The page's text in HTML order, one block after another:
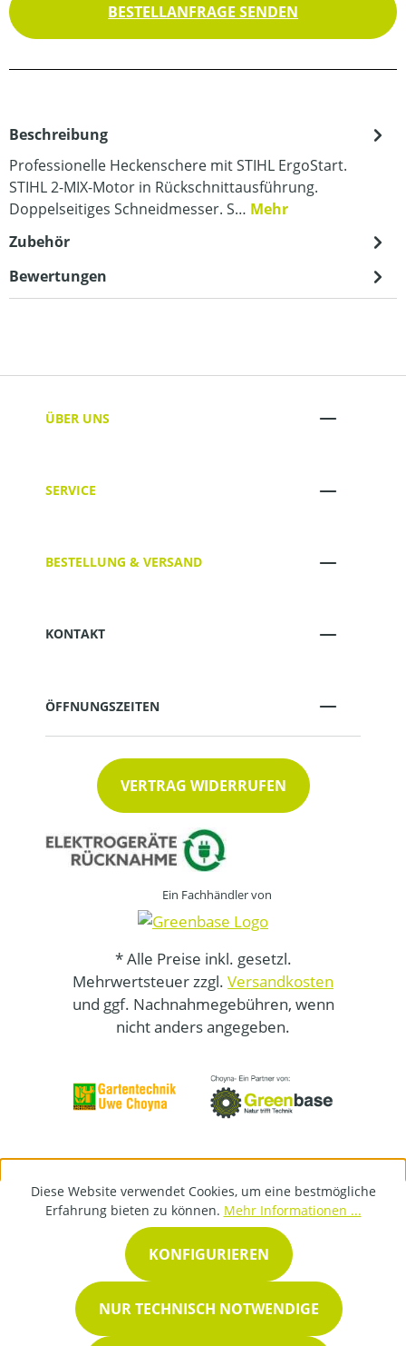
BESTELLANFRAGE SENDEN
Beschreibung
Professionelle Heckenschere mit STIHL ErgoStart.
STIHL 2-MIX-Motor in Rückschnittausführung.
Doppelseitiges Schneidmesser. S… Mehr
Zubehör
Bewertungen
ÜBER UNS
SERVICE
BESTELLUNG & VERSAND
KONTAKT
ÖFFNUNGSZEITEN
VERTRAG WIDERRUFEN
Ein Fachhändler von
* Alle Preise inkl. gesetzl.
Mehrwertsteuer zzgl. Versandkosten
und ggf. Nachnahmegebühren, wenn
nicht anders angegeben.
Diese Website verwendet Cookies, um eine bestmögliche
Erfahrung bieten zu können. Mehr Informationen ...
NUR TECHNISCH NOTWENDIGE
KONFIGURIEREN